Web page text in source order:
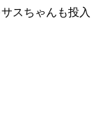
スちゃんも投入